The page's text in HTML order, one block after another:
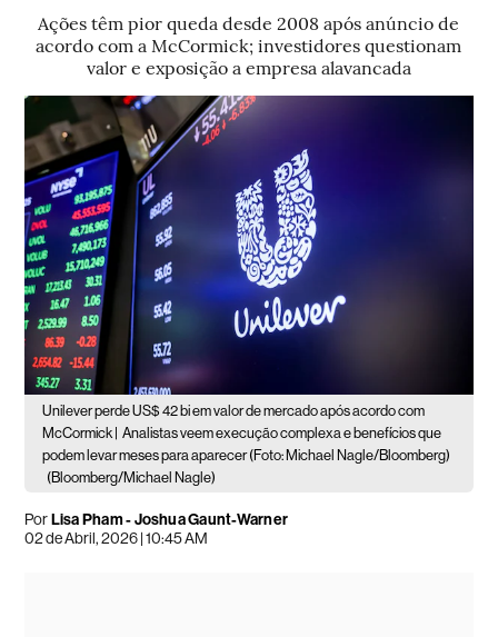
Ações têm pior queda desde 2008 após anúncio de
acordo com a McCormick; investidores questionam
valor e exposição a empresa alavancada
Unilever perde US$ 42 bi em valor de mercado após acordo com
McCormick |
Analistas veem execução complexa e benefícios que
podem levar meses para aparecer (Foto: Michael Nagle/Bloomberg)
(Bloomberg/Michael Nagle)
PorLisa Pham - Joshua Gaunt-Warner
02 de Abril, 2026 | 10:45 AM